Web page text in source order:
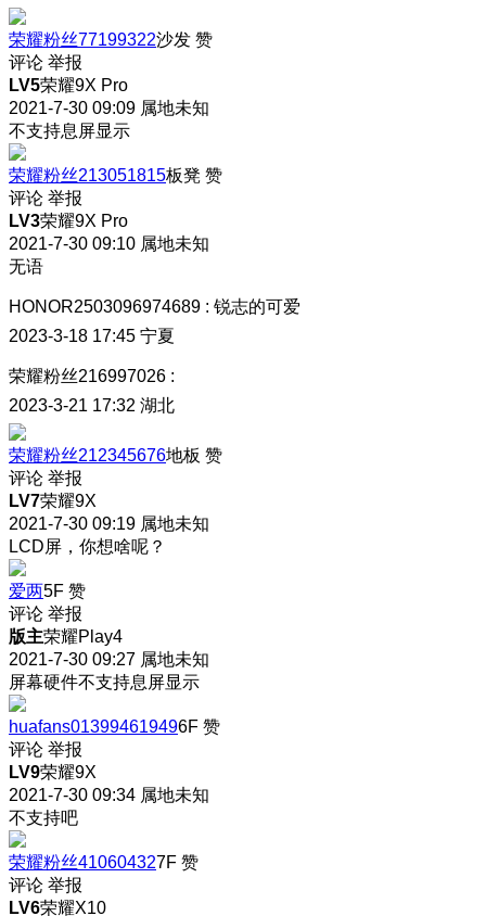
荣耀粉丝77199322沙发 赞
评论 举报
LV5荣耀9X Pro
2021-7-30 09:09 属地未知
不支持息屏显示
荣耀粉丝213051815板凳 赞
评论 举报
LV3荣耀9X Pro
2021-7-30 09:10 属地未知
无语
HONOR2503096974689 : 锐志的可爱
2023-3-18 17:45 宁夏
荣耀粉丝216997026 :
2023-3-21 17:32 湖北
荣耀粉丝212345676地板 赞
评论 举报
LV7荣耀9X
2021-7-30 09:19 属地未知
LCD屏，你想啥呢？
爱两5F 赞
评论 举报
版主荣耀Play4
2021-7-30 09:27 属地未知
屏幕硬件不支持息屏显示
huafans013994619496F 赞
评论 举报
LV9荣耀9X
2021-7-30 09:34 属地未知
不支持吧
荣耀粉丝410604327F 赞
评论 举报
LV6荣耀X10